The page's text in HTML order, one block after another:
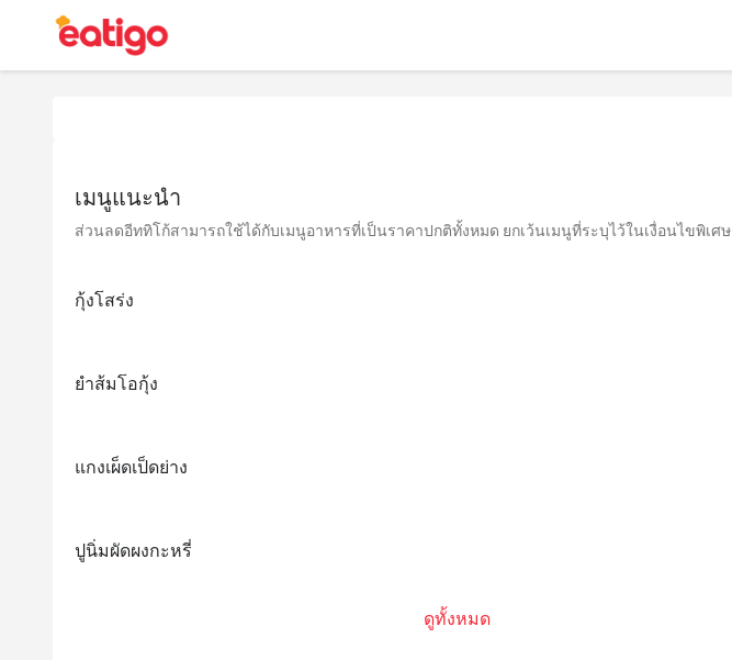
เมนูแนะนำ
ส่วนลดอีททิโก้สามารถใช้ได้กับเมนูอาหารที่เป็นราคาปกติทั้งหมด ยกเว้นเมนูที่ระบุไว้ในเงื่อนไขพิเศษ
กุ้งโสร่ง
ยำส้มโอกุ้ง
แกงเผ็ดเป็ดย่าง
ปูนิ่มผัดผงกะหรี่
ดูทั้งหมด